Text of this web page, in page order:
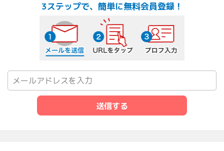
3ステップで、簡単に無料会員登録！
メールを送信する
送信する